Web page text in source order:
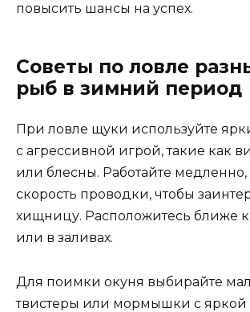
повысить шансы на успех.
Советы по ловле
рыб в зимний период
При ловле щуки используйте
с агрессивной игрой, такие как
или блесны. Работайте
скорость проводки, чтобы
хищницу. Расположитесь ближе
или в заливах.
Для поимки окуня выбирайте
твистеры или мормышки с яркой